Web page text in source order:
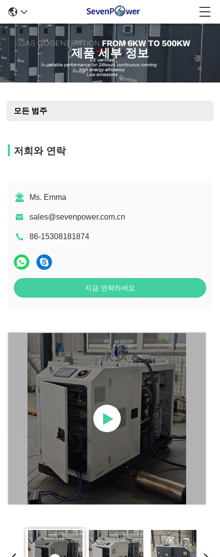
제품 세부 정보
모든 범주
저희와 연락
Ms. Emma
sales@sevenpower.com.cn
86-15308181874
지금 연락하세요